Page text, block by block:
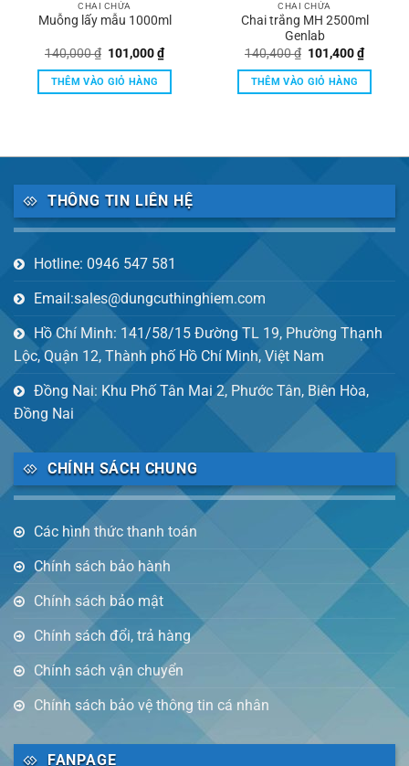
CHAI CHỨA
Muỗng lấy mẫu 1000ml
140,000₫ Giá
là:
140,000 ₫.
101,000₫Giá
hiện
tại
THÊM VÀO GIỎ HÀNG
CHAI CHỨA
Chai trắng MH 2500ml
Genlab
140,400₫ Giá
là:
140,400 ₫.
101,400₫Giá
hiện
tại
THÊM VÀO GIỎ HÀNG
THÔNG TIN LIÊN HỆ
Hotline: 0946 547 581
Email:sales@dungcuthinghiem.com
Hồ Chí Minh: 141/58/15 Đường TL 19, Phường Thạnh
Lộc, Quận 12, Thành phố Hồ Chí Minh, Việt Nam
Đồng Nai: Khu Phố Tân Mai 2, Phước Tân, Biên Hòa,
Đồng Nai
CHÍNH SÁCH CHUNG
Các hình thức thanh toán
Chính sách bảo hành
Chính sách bảo mật
Chính sách đổi, trả hàng
Chính sách vận chuyển
Chính sách bảo vệ thông tin cá nhân
FANPAGE